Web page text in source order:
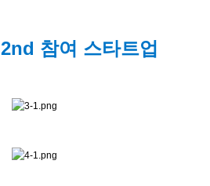
참여 스타트업